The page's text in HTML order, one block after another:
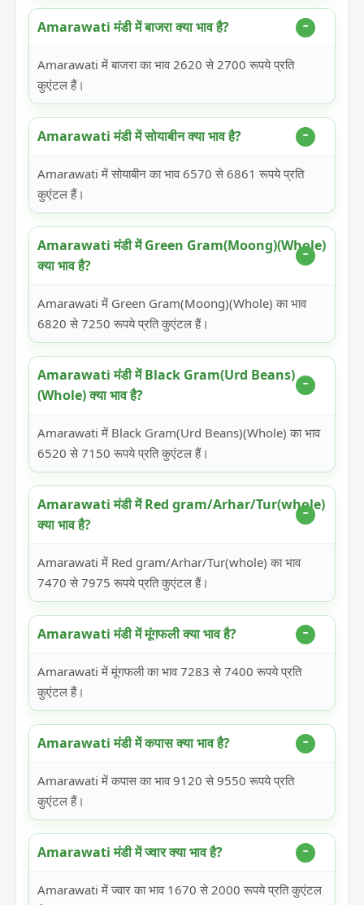
Amarawati मंडी में बाजरा क्या भाव है?
Amarawati में बाजरा का भाव 2620 से 2700 रूपये प्रति
कुएंटल हैं।
Amarawati मंडी में सोयाबीन क्या भाव है?
Amarawati में सोयाबीन का भाव 6570 से 6861 रूपये प्रति
कुएंटल हैं।
Amarawati मंडी में Green Gram(Moong)(Whole)
क्या भाव है?
Amarawati में Green Gram(Moong)(Whole) का भाव
6820 से 7250 रूपये प्रति कुएंटल हैं।
Amarawati मंडी में Black Gram(Urd Beans)
(Whole) क्या भाव है?
Amarawati में Black Gram(Urd Beans)(Whole) का भाव
6520 से 7150 रूपये प्रति कुएंटल हैं।
Amarawati मंडी में Red gram/Arhar/Tur(whole)
क्या भाव है?
Amarawati में Red gram/Arhar/Tur(whole) का भाव
7470 से 7975 रूपये प्रति कुएंटल हैं।
Amarawati मंडी में मूंगफली क्या भाव है?
Amarawati में मूंगफली का भाव 7283 से 7400 रूपये प्रति
कुएंटल हैं।
Amarawati मंडी में कपास क्या भाव है?
Amarawati में कपास का भाव 9120 से 9550 रूपये प्रति
कुएंटल हैं।
Amarawati मंडी में ज्वार क्या भाव है?
Amarawati में ज्वार का भाव 1670 से 2000 रूपये प्रति कुएंटल